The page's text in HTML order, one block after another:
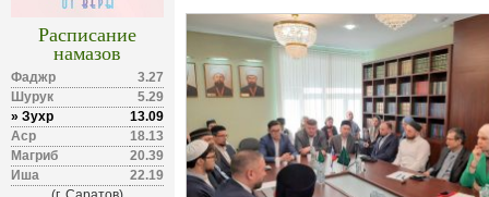
Расписание
намазов
Фаджр
3.27
Шурук
5.29
» Зухр
13.09
Аср
18.13
Магриб
20.39
Иша
22.19